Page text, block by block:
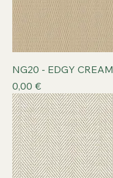
NG20 - EDGY CREAM
Prix
0,00 €